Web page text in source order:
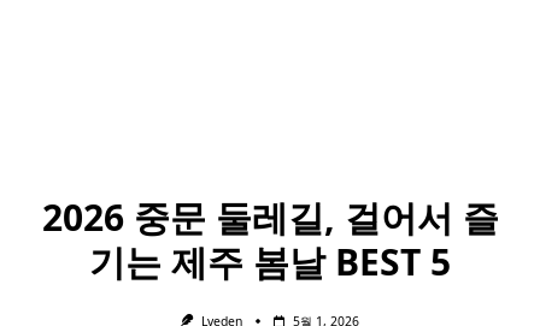
2026 중문 둘레길, 걸어서 즐
기는 제주 봄날 BEST 5
Lveden 5월 1, 2026